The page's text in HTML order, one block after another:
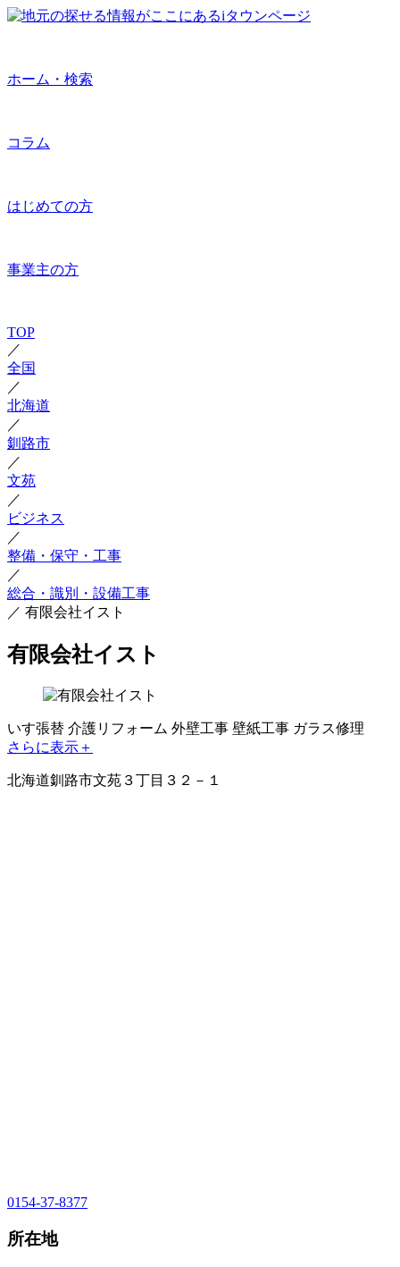
ホーム・検索
コラム
はじめての方
事業主の方
TOP
／
全国
／
北海道
／
釧路市
／
文苑
／
ビジネス
／
整備・保守・工事
／
総合・識別・設備工事
／ 有限会社イスト
有限会社イスト
いす張替 介護リフォーム 外壁工事 壁紙工事 ガラス修理
さらに表示＋
北海道釧路市文苑３丁目３２－１
0154-37-8377
所在地